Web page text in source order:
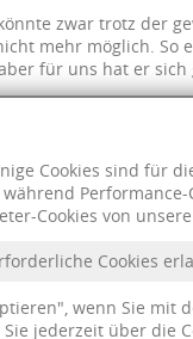
zwar trotz der
mehr möglich. So
für uns hat er sich
auch etwas
Cookies sind für
Cookies von
Cookies
wenn Sie mit
jederzeit über die